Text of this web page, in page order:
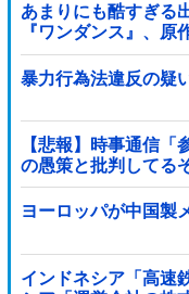
あまりにも酷すぎる
『ワンダンス』、原
結果・・・ｗｗｗｗ
暴力行為法違反の疑
【悲報】時事通信
の愚策と批判してる
りあり！『参政党は
ｗｗｗｗ
ヨーロッパが中国製
インドネシア「高速